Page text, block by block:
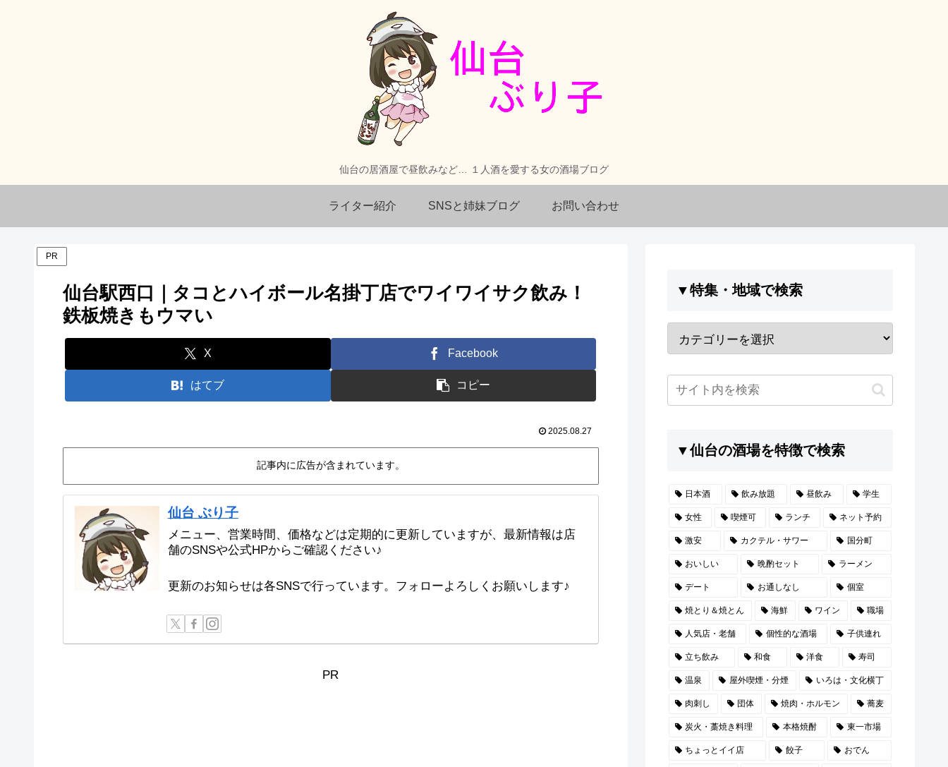
仙台の居酒屋で昼飲みなど… １人酒を愛する女の酒場ブログ
ライター紹介 SNSと姉妹ブログ お問い合わせ
PR
仙台駅西口｜タコとハイボール名掛丁店でワイワイサク飲み！
鉄板焼きもウマい
X Facebook
はてブ コピー
2025.08.27
記事内に広告が含まれています。
仙台 ぶり子
メニュー、営業時間、価格などは定期的に更新していますが、最新情報は店
舗のSNSや公式HPからご確認ください♪
更新のお知らせは各SNSで行っています。フォローよろしくお願いします♪
PR
▼特集・地域で検索
▼仙台の酒場を特徴で検索
日本酒 飲み放題 昼飲み 学生
女性 喫煙可 ランチ ネット予約
激安 カクテル・サワー 国分町
おいしい 晩酌セット ラーメン
デート お通しなし 個室
焼とり＆焼とん 海鮮 ワイン 職場
人気店・老舗 個性的な酒場 子供連れ
立ち飲み 和食 洋食 寿司
温泉 屋外喫煙・分煙 いろは・文化横丁
肉刺し 団体 焼肉・ホルモン 蕎麦
炭火・藁焼き料理 本格焼酎 東一市場
ちょっとイイ店 餃子 おでん